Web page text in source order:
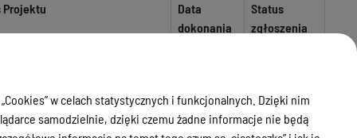
Projektu
Data
dokonania
Status
zgłoszenia
wniesiono
sprzeciwu
05.08.2024
w celach statystycznych i funkcjonalnych. Dzięki nim
samodzielnie, dzięki czemu żadne informacje nie będą